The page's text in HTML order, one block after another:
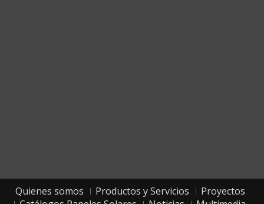
Quienes somos Productos y Servicios
Proyectos